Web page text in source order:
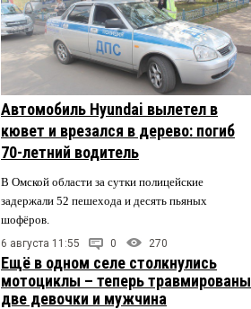
Автомобиль Hyundai вылетел в
кювет и врезался в дерево: погиб
70-летний водитель
В Омской области за сутки полицейские
задержали 52 пешехода и десять пьяных
шофёров.
6 августа 11:55 0 270
Ещё в одном селе столкнулись
мотоциклы – теперь травмированы
две девочки и мужчина